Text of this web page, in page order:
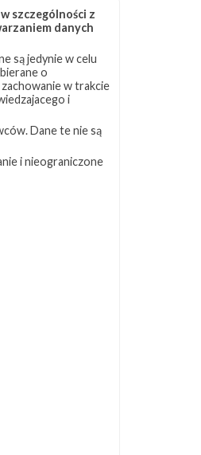
181
Zone 1 96
ISS 93
szczególności z
danych
są jedynie w celu
o
w trakcie
i
Dane te nie są
i nieograniczone